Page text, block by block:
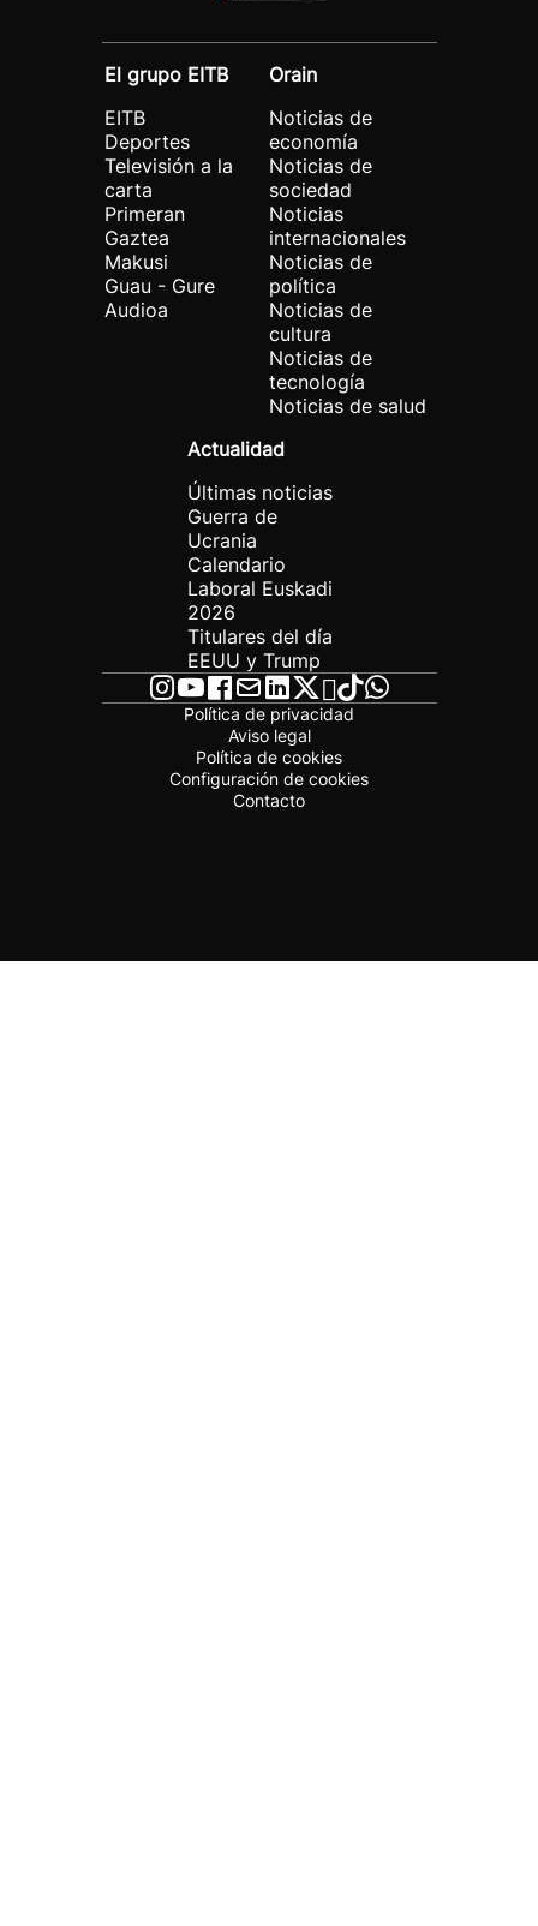
El grupo EITB
EITB
Deportes
Televisión a la
carta
Primeran
Gaztea
Makusi
Guau - Gure
Audioa
Orain
Noticias de
economía
Noticias de
sociedad
Noticias
internacionales
Noticias de
política
Noticias de
cultura
Noticias de
tecnología
Noticias de salud
Actualidad
Últimas noticias
Guerra de
Ucrania
Calendario
Laboral Euskadi
2026
Titulares del día
EEUU y Trump
Política de privacidad
Aviso legal
Política de cookies
Configuración de cookies
Contacto